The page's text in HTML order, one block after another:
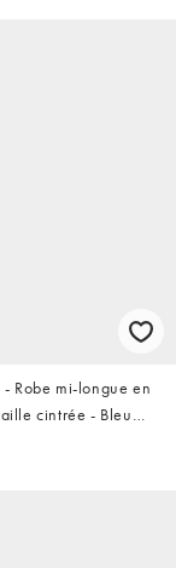
Robe mi-longue en
cintrée - Bleu